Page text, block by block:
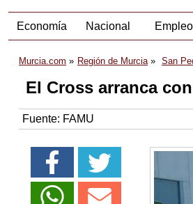
Economía Nacional Empleo
Murcia.com Región de Murcia San
El Cross arranca
Fuente: FAMU